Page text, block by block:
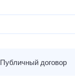
Публичный договор